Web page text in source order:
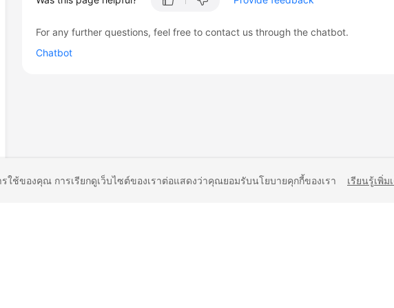
For any further questions, feel free to contact us through the chatbot.
Chatbot
ใช้ของคุณ การเรียกดูเว็บไซต์ของเราต่อแสดงว่าคุณยอมรับนโยบายคุกกี้ของเรา เรียนรู้เพิ่ม